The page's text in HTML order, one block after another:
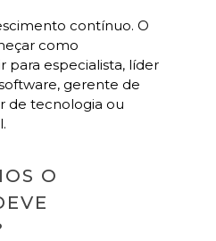
contínuo. O
como
para especialista, líder
gerente de
de tecnologia ou
O